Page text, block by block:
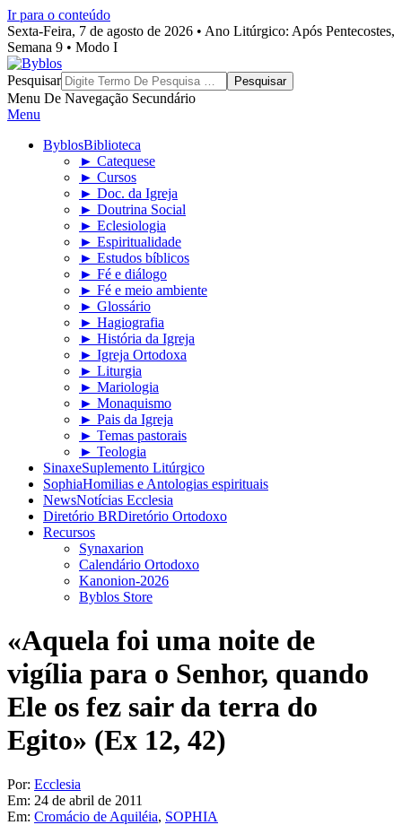
Ir para o conteúdo
Sexta-Feira, 7 de agosto de 2026 • Ano Litúrgico: Após Pentecostes,
Semana 9 • Modo I
Byblos
Pesquisar
Menu De Navegação Secundário
Menu
ByblosBiblioteca
► Catequese
► Cursos
► Doc. da Igreja
► Doutrina Social
► Eclesiologia
► Espiritualidade
► Estudos bíblicos
► Fé e diálogo
► Fé e meio ambiente
► Glossário
► Hagiografia
► História da Igreja
► Igreja Ortodoxa
► Liturgia
► Mariologia
► Monaquismo
► Pais da Igreja
► Temas pastorais
► Teologia
SinaxeSuplemento Litúrgico
SophiaHomilias e Antologias espirituais
NewsNotícias Ecclesia
Diretório BRDiretório Ortodoxo
Recursos
Synaxarion
Calendário Ortodoxo
Kanonion-2026
Byblos Store
«Aquela foi uma noite de
vigília para o Senhor, quando
Ele os fez sair da terra do
Egito» (Ex 12, 42)
Por: Ecclesia
Em: 24 de abril de 2011
Em: Cromácio de Aquiléia, SOPHIA